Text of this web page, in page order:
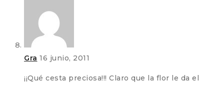
Gra 16 junio, 2011
¡¡Qué cesta preciosa!!! Claro que la flor le da el